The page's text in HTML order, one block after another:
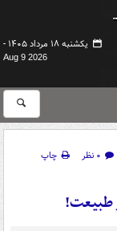
یکشنبه ۱۸ مرداد ۱۴۰۵ -
Aug 9 2026
۰ نظر
چاپ
طبیعت!